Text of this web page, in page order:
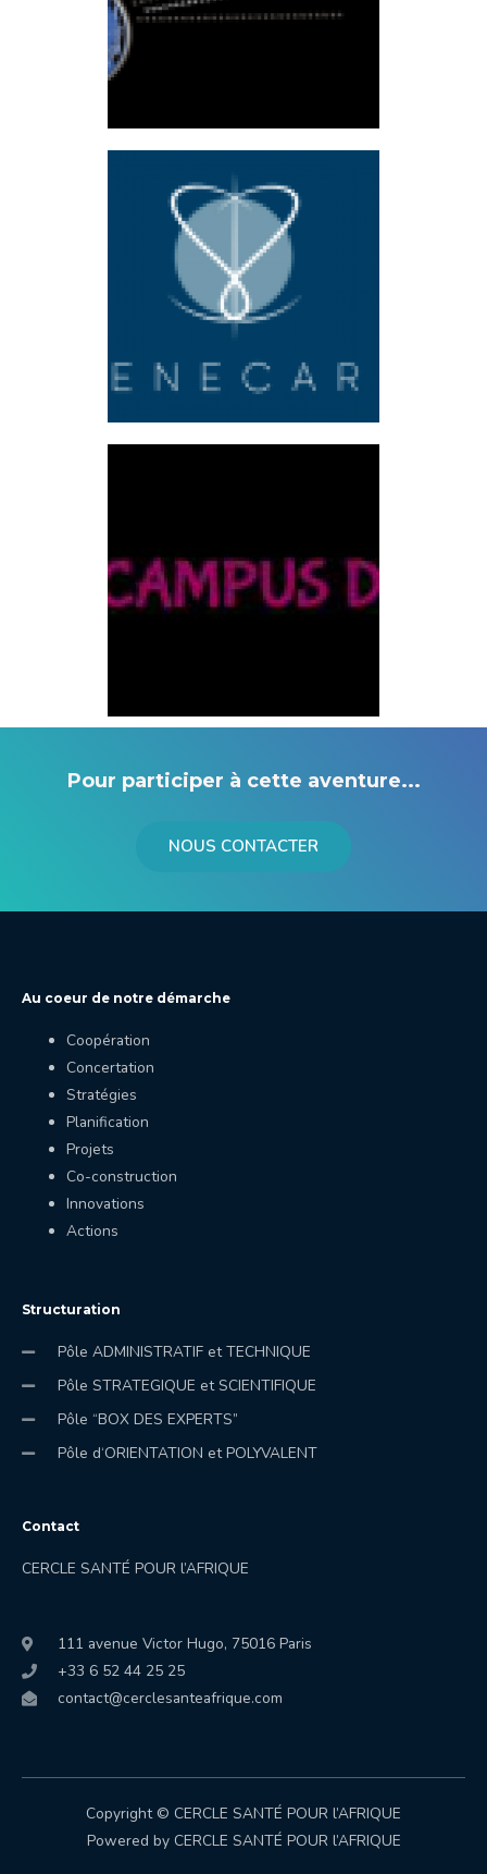
Pour participer à cette aventure...
NOUS CONTACTER
Au coeur de notre démarche
Coopération
Concertation
Stratégies
Planification
Projets
Co-construction
Innovations
Actions
Structuration
Pôle ADMINISTRATIF et TECHNIQUE
Pôle STRATEGIQUE et SCIENTIFIQUE
Pôle “BOX DES EXPERTS”
Pôle d‘ORIENTATION et POLYVALENT
Contact
CERCLE SANTÉ POUR l’AFRIQUE
111 avenue Victor Hugo, 75016 Paris
+33 6 52 44 25 25
contact@cerclesanteafrique.com
Copyright © CERCLE SANTÉ POUR l’AFRIQUE
Powered by CERCLE SANTÉ POUR l’AFRIQUE